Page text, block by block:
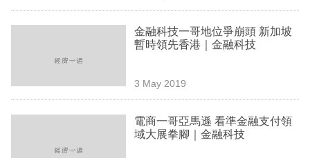
金融科技一哥地位爭崩頭 新加坡
暫時領先香港｜金融科技
3 May 2019
電商一哥亞馬遜 看準金融支付領
域大展拳腳｜金融科技